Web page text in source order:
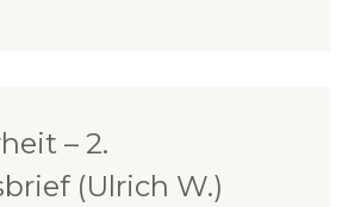
– 2.
(Ulrich W.)